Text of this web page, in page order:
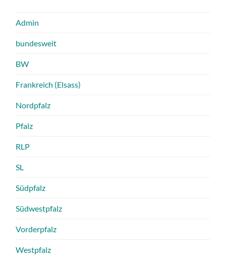
Admin
bundesweit
BW
Frankreich (Elsass)
Nordpfalz
Pfalz
RLP
SL
Südpfalz
Südwestpfalz
Vorderpfalz
Westpfalz